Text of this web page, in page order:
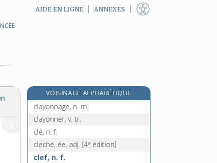
AIDE EN LIGNE ANNEXES
VOISINAGE ALPHABÉTIQUE
clayon, n. m.
clayonnage, n. m.
clayonner, v. tr.
clé, n. f.
cleché, ée, adj. [4e édition]
clef, n. f.